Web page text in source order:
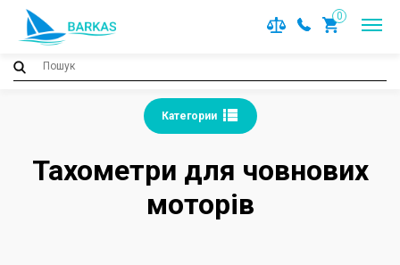
0
Категории
Тахометри для човнових
моторів